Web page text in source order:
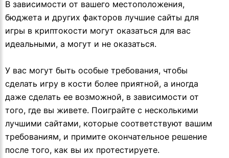
В зависимости от вашего местоположения,
бюджета и других факторов лучшие сайты для
игры в криптокости могут оказаться для вас
идеальными, а могут и не оказаться.
У вас могут быть особые требования, чтобы
сделать игру в кости более приятной, а иногда
даже сделать ее возможной, в зависимости от
того, где вы живете. Поиграйте с несколькими
лучшими сайтами, которые соответствуют вашим
требованиям, и примите окончательное решение
после того, как вы их протестируете.